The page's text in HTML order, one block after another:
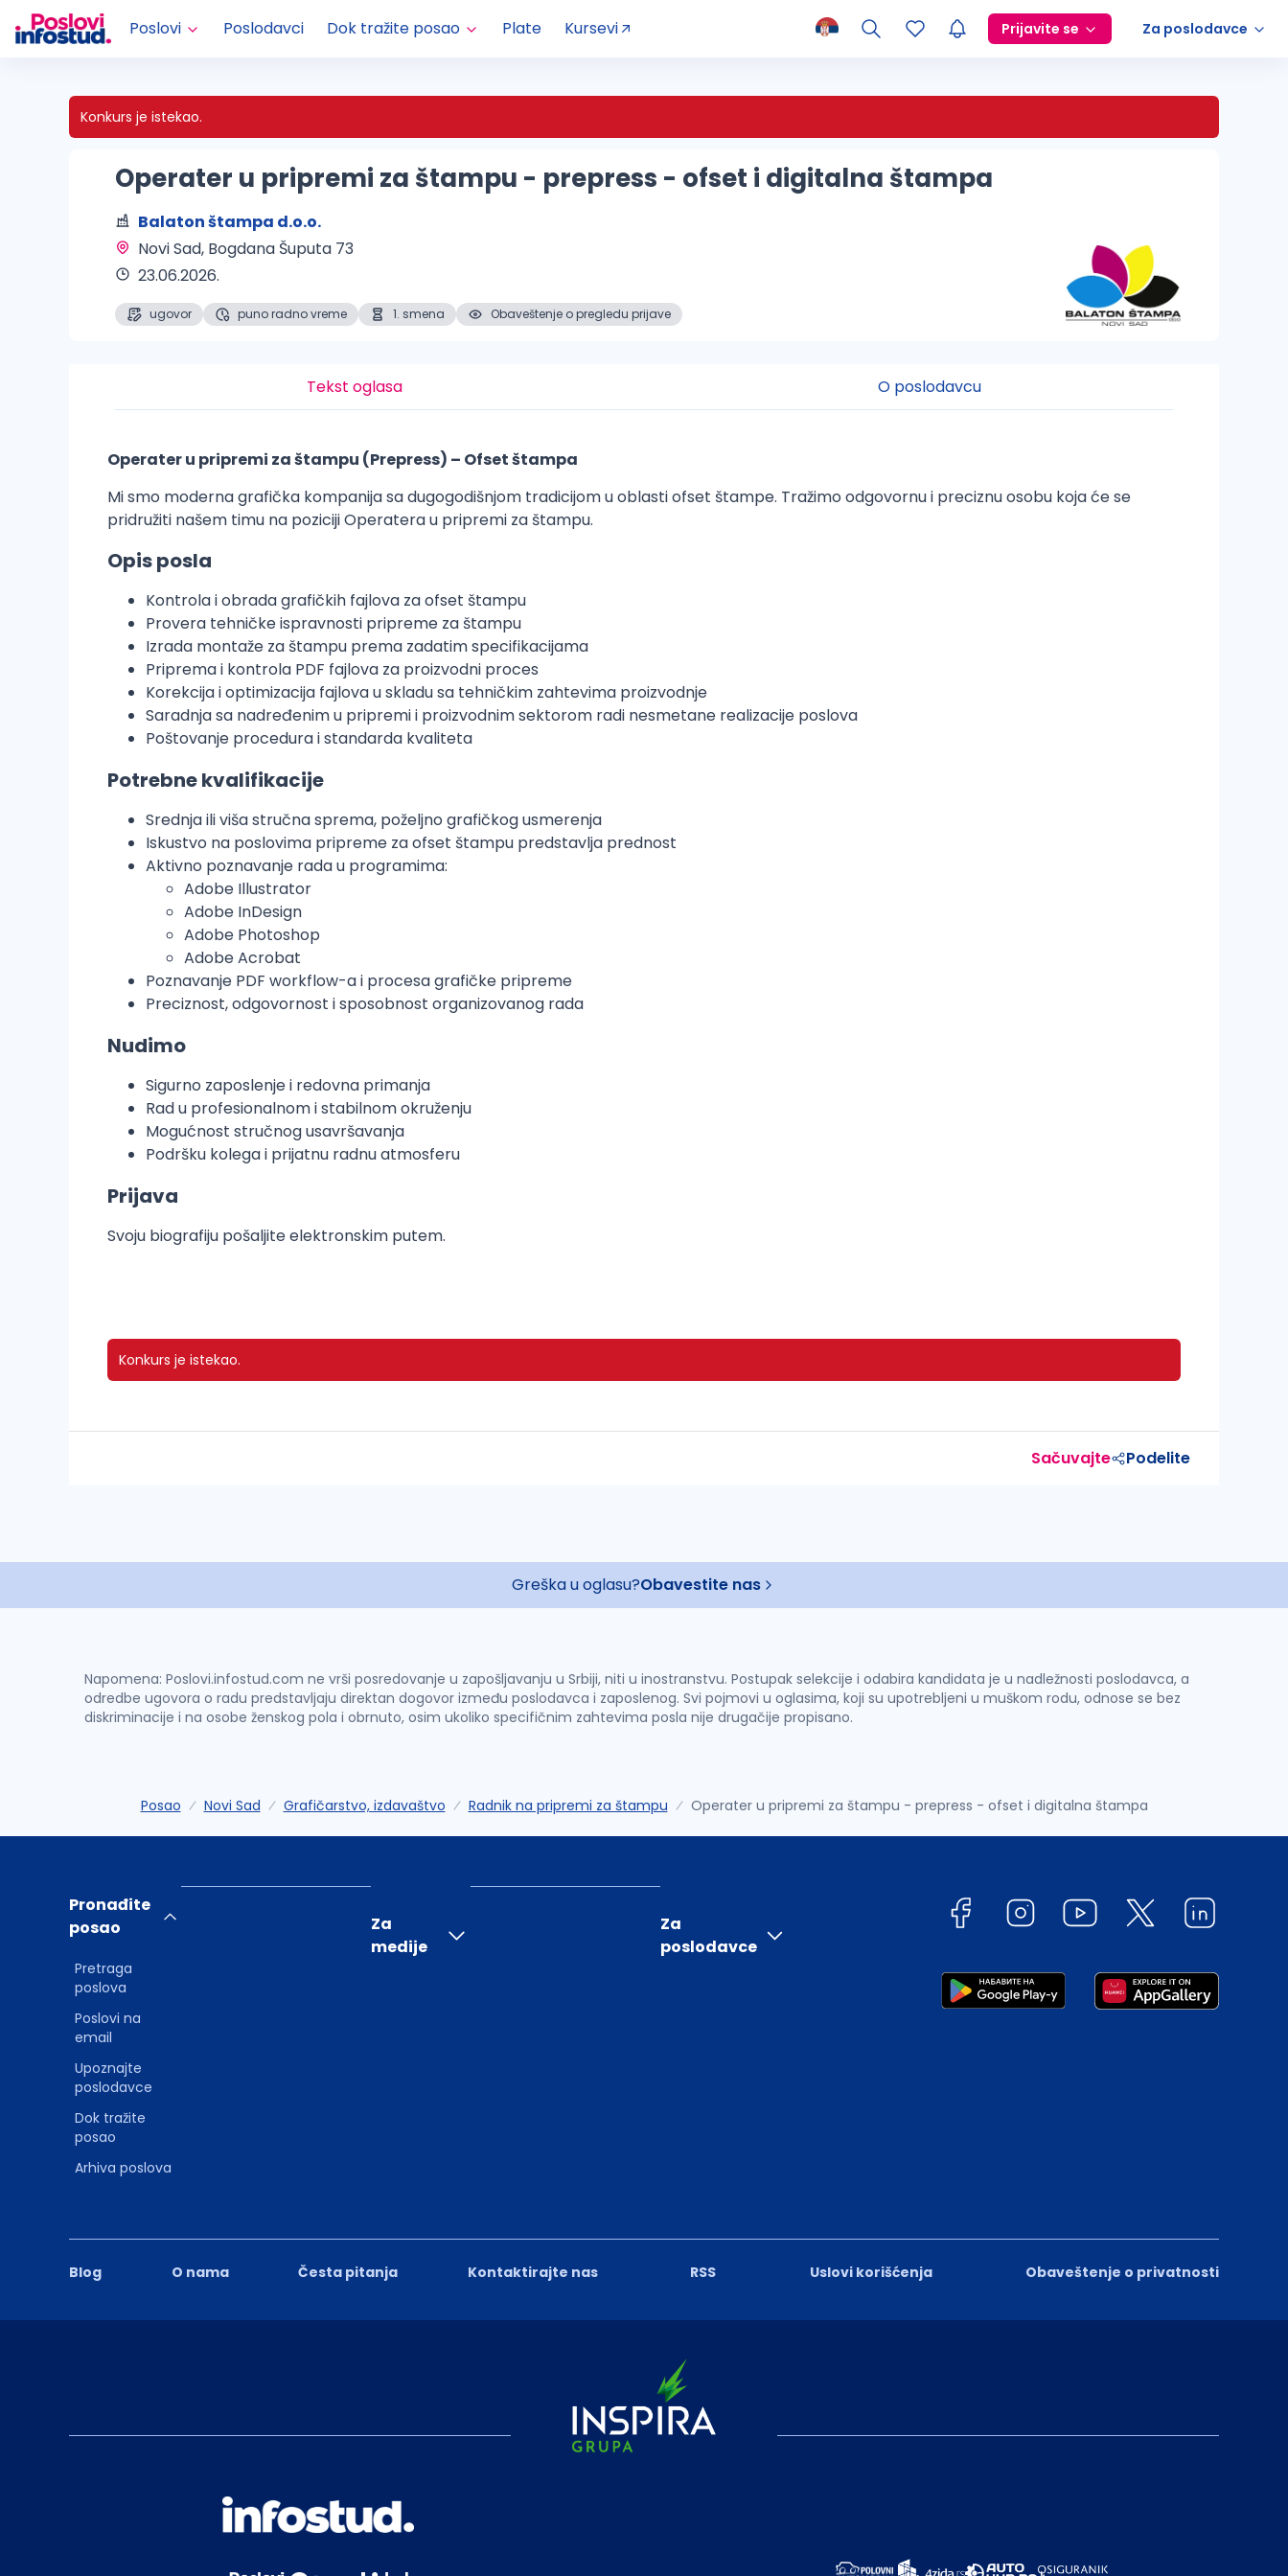
Poslovi Poslodavci Dok tražite posao Plate Kursevi Prijavite se Za poslodavce
Konkurs je istekao.
Operater u pripremi za štampu - prepress - ofset i digitalna štampa
Balaton štampa d.o.o.
Novi Sad, Bogdana Šuputa 73
23.06.2026.
ugovor puno radno vreme 1. smena Obaveštenje o pregledu prijave
Tekst oglasa O poslodavcu
Operater u pripremi za štampu (Prepress) – Ofset štampa
Mi smo moderna grafička kompanija sa dugogodišnjom tradicijom u oblasti ofset štampe. Tražimo odgovornu i preciznu osobu koja će se
pridružiti našem timu na poziciji Operatera u pripremi za štampu.
Opis posla
Kontrola i obrada grafičkih fajlova za ofset štampu
Provera tehničke ispravnosti pripreme za štampu
Izrada montaže za štampu prema zadatim specifikacijama
Priprema i kontrola PDF fajlova za proizvodni proces
Korekcija i optimizacija fajlova u skladu sa tehničkim zahtevima proizvodnje
Saradnja sa nadređenim u pripremi i proizvodnim sektorom radi nesmetane realizacije poslova
Poštovanje procedura i standarda kvaliteta
Potrebne kvalifikacije
Srednja ili viša stručna sprema, poželjno grafičkog usmerenja
Iskustvo na poslovima pripreme za ofset štampu predstavlja prednost
Aktivno poznavanje rada u programima:
Adobe Illustrator
Adobe InDesign
Adobe Photoshop
Adobe Acrobat
Poznavanje PDF workflow-a i procesa grafičke pripreme
Preciznost, odgovornost i sposobnost organizovanog rada
Nudimo
Sigurno zaposlenje i redovna primanja
Rad u profesionalnom i stabilnom okruženju
Mogućnost stručnog usavršavanja
Podršku kolega i prijatnu radnu atmosferu
Prijava
Svoju biografiju pošaljite elektronskim putem.
Konkurs je istekao.
Sačuvajte Podelite
Greška u oglasu?Obavestite nas
Napomena: Poslovi.infostud.com ne vrši posredovanje u zapošljavanju u Srbiji, niti u inostranstvu. Postupak selekcije i odabira kandidata je u nadležnosti poslodavca, a
odredbe ugovora o radu predstavljaju direktan dogovor između poslodavca i zaposlenog. Svi pojmovi u oglasima, koji su upotrebljeni u muškom rodu, odnose se bez
diskriminacije i na osobe ženskog pola i obrnuto, osim ukoliko specifičnim zahtevima posla nije drugačije propisano.
Posao Novi Sad Grafičarstvo, izdavaštvo Radnik na pripremi za štampu Operater u pripremi za štampu - prepress - ofset i digitalna štampa
Blog O nama Česta pitanja Kontaktirajte nas RSS Uslovi korišćenja Obaveštenje o privatnosti
Pronađite
posao
Pretraga
poslova
Poslovi na
email
Upoznajte
poslodavce
Dok tražite
posao
Arhiva poslova
Za
medije
Za
poslodavce